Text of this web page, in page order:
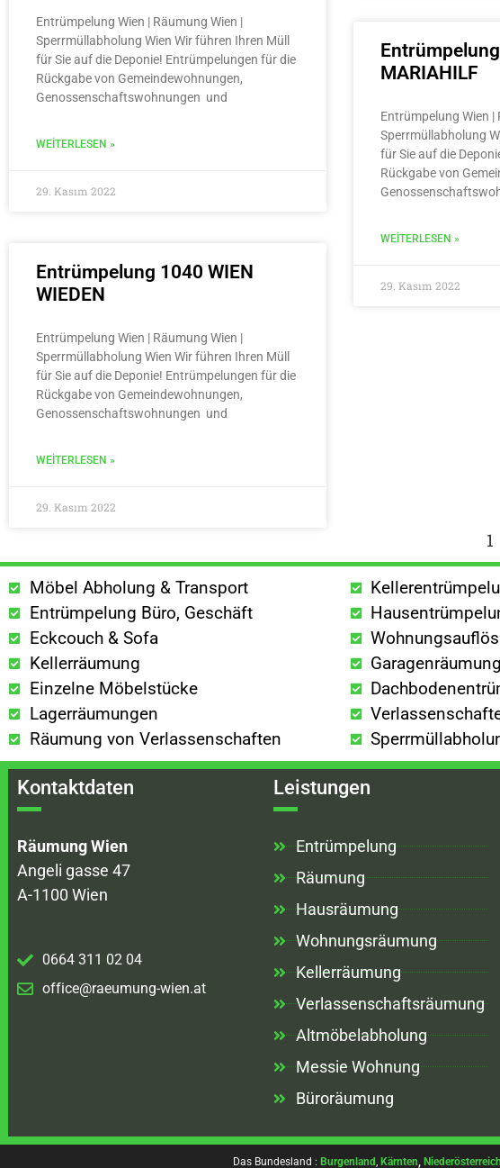
Entrümpelung Wien | Räumung Wien |
Sperrmüllabholung Wien Wir führen Ihren Müll
für Sie auf die Deponie! Entrümpelungen für die
Rückgabe von Gemeindewohnungen,
Genossenschaftswohnungen und
WEITERLESEN »
29. Kasım 2022
MARIAHILF
Entrümpelung Wien |
Sperrmüllabholung
für Sie auf die
Rückgabe von
WEITERLESEN »
29. Kasım 2022
Entrümpelung 1040 WIEN
WIEDEN
Entrümpelung Wien | Räumung Wien |
Sperrmüllabholung Wien Wir führen Ihren Müll
für Sie auf die Deponie! Entrümpelungen für die
Rückgabe von Gemeindewohnungen,
Genossenschaftswohnungen und
WEITERLESEN »
29. Kasım 2022
1
Möbel Abholung & Transport
Entrümpelung Büro, Geschäft
Eckcouch & Sofa
Kellerräumung
Einzelne Möbelstücke
Lagerräumungen
Räumung von Verlassenschaften
Garagenräumung
Kontaktdaten
Räumung Wien
Angeli gasse 47
A-1100 Wien
0664 311 02 04
office@raeumung-wien.at
Leistungen
Entrümpelung
Räumung
Hausräumung
Wohnungsräumung
Kellerräumung
Verlassenschaftsräumung
Altmöbelabholung
Messie Wohnung
Büroräumung
Das Bundesland : Burgenland Kärnten Niederösterreich